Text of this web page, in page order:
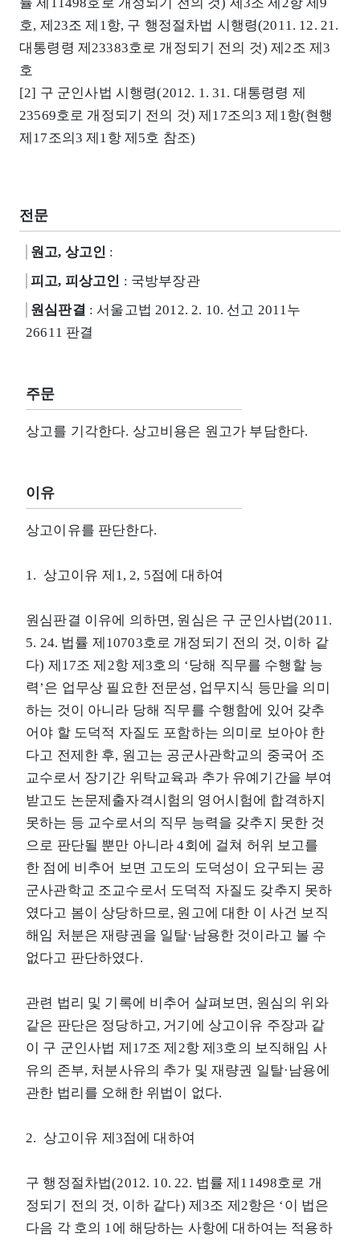
호, 제23조 제1항, 구 행정절차법 시행령(2011. 12. 21.
대통령령 제23383호로 개정되기 전의 것) 제2조 제3
호
[2] 구 군인사법 시행령(2012. 1. 31. 대통령령 제
23569호로 개정되기 전의 것) 제17조의3 제1항(현행
제17조의3 제1항 제5호 참조)
전문
원고, 상고인 :
피고, 피상고인 : 국방부장관
원심판결 : 서울고법 2012. 2. 10. 선고 2011누
26611 판결
주문
상고를 기각한다. 상고비용은 원고가 부담한다.
이유
상고이유를 판단한다.
1. 상고이유 제1, 2, 5점에 대하여
원심판결 이유에 의하면, 원심은 구 군인사법(2011.
5. 24. 법률 제10703호로 개정되기 전의 것, 이하 같
다) 제17조 제2항 제3호의 ‘당해 직무를 수행할 능
력’은 업무상 필요한 전문성, 업무지식 등만을 의미
하는 것이 아니라 당해 직무를 수행함에 있어 갖추
어야 할 도덕적 자질도 포함하는 의미로 보아야 한
다고 전제한 후, 원고는 공군사관학교의 중국어 조
교수로서 장기간 위탁교육과 추가 유예기간을 부여
받고도 논문제출자격시험의 영어시험에 합격하지
못하는 등 교수로서의 직무 능력을 갖추지 못한 것
으로 판단될 뿐만 아니라 4회에 걸쳐 허위 보고를
한 점에 비추어 보면 고도의 도덕성이 요구되는 공
군사관학교 조교수로서 도덕적 자질도 갖추지 못하
였다고 봄이 상당하므로, 원고에 대한 이 사건 보직
해임 처분은 재량권을 일탈·남용한 것이라고 볼 수
없다고 판단하였다.
관련 법리 및 기록에 비추어 살펴보면, 원심의 위와
같은 판단은 정당하고, 거기에 상고이유 주장과 같
이 구 군인사법 제17조 제2항 제3호의 보직해임 사
유의 존부, 처분사유의 추가 및 재량권 일탈·남용에
관한 법리를 오해한 위법이 없다.
2. 상고이유 제3점에 대하여
구 행정절차법(2012. 10. 22. 법률 제11498호로 개
정되기 전의 것, 이하 같다) 제3조 제2항은 ‘이 법은
다음 각 호의 1에 해당하는 사항에 대하여는 적용하